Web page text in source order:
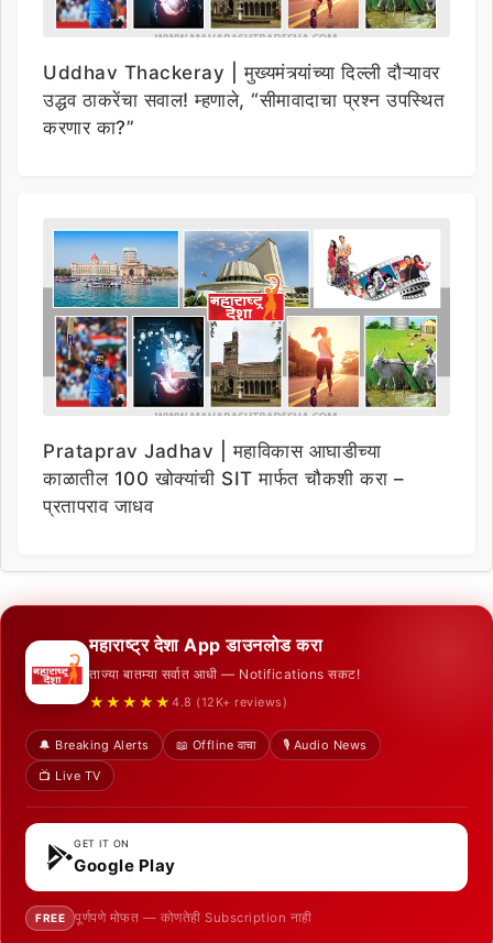
Uddhav Thackeray | मुख्यमंत्र्यांच्या दिल्ली दौऱ्यावर
उद्धव ठाकरेंचा सवाल! म्हणाले, “सीमावादाचा प्रश्न उपस्थित
करणार का?”
Prataprav Jadhav | महाविकास आघाडीच्या
काळातील 100 खोक्यांची SIT मार्फत चौकशी करा –
प्रतापराव जाधव
महाराष्ट्र देशा App डाउनलोड करा
ताज्या बातम्या सर्वात आधी — Notifications सकट!
★★★★★ 4.8 (12K+ reviews)
🔔 Breaking Alerts 📖 Offline वाचा
🎙️ Audio News
📺 Live TV
GET IT ON
Google Play
FREE पूर्णपणे मोफत — कोणतेही Subscription नाही